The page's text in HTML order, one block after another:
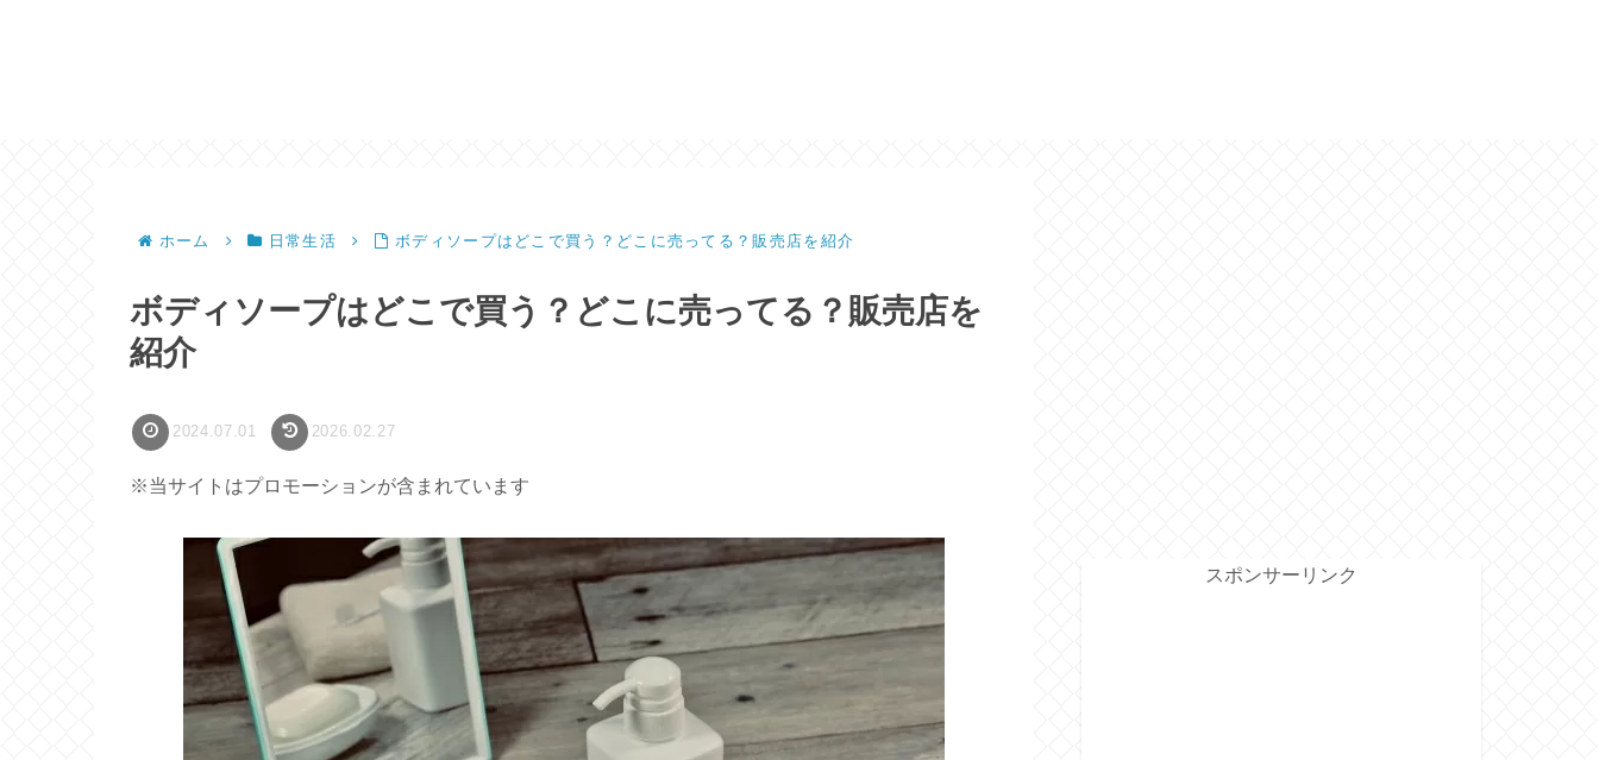
ホーム 日常生活 ボディソープはどこで買う？どこに売ってる？販売店を紹介
ボディソープはどこで買う？どこに売ってる？販売店を
紹介
2024.07.01 2026.02.27
※当サイトはプロモーションが含まれています
スポンサーリンク